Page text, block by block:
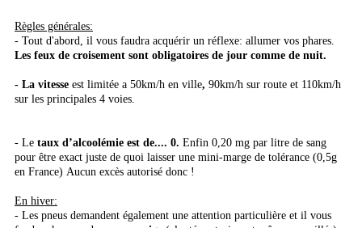
Règles générales:
- Tout d'abord, il vous faudra acquérir un réflexe: allumer vos phares.
Les feux de croisement sont obligatoires de jour comme de nuit.
- La vitesse est limitée a 50km/h en ville, 90km/h sur route et 110km/h
sur les principales 4 voies.
- Le taux d’alcoolémie est de.... 0. Enfin 0,20 mg par litre de sang
pour être exact juste de quoi laisser une mini-marge de tolérance (0,5g
en France) Aucun excès autorisé donc !
En hiver:
- Les pneus demandent également une attention particulière et il vous